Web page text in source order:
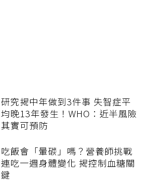
研究揭中年做到3件事 失智症平
均晚13年發生！WHO：近半風險
其實可預防
吃飯會「暈碳」嗎？營養師挑戰
連吃一週身體變化 揭控制血糖關
鍵